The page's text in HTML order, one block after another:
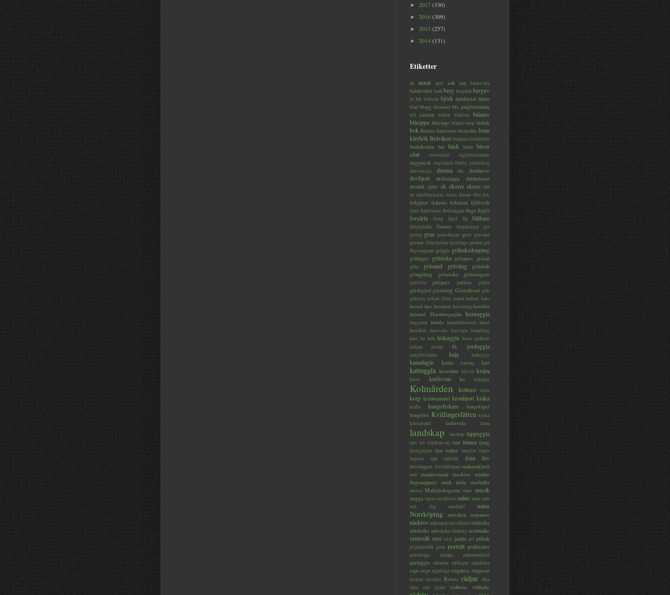
► 2017(330)
► 2016(309)
► 2015 (257)
► 2014(131)
Etiketter
al annat apel ask asp backsvala
baldersbrå barkberg bergfinkberguv
bi bil bitbock björk björktrast björn
blad blogg blommor blå jungfruslända
blå kärrhök blåbär blåklint
blåmes
blåsippa blåvinge bläcksvamp bofink
bok Brandts fladdermus bronsibis brun
kärrhökBråviken brännässlabubblor
buskskvätta båt bäck bärfis bäver
citat
citronfjäril dagfjärilsmätare
daggmask dagslända Dalby söderskog
dansmygga
dimma dis domherre
dovhjort drillsnäppa
dubbeltrast
duvhök ejder ek ekorre ekoxe eld
en enkelbeckasin entita fasan film fisk
fiskgjuse fiskmås fisktärna fjällvråk
fjäril fladdermus flodsångarefluga flygfä
forsärla frost fågel får fälthare
fältpiplärka fönster förgätmigej
get
geting gran gransångare grav gravand
grenar Gripsholms hjorthage grotta grå
flugsnappare grågås gråhakedopping
gråhäger gråsiska gråsparv gråsäl
gräs
gräsand grävling
grönfink
gröngöling
grönsiska grönsångare
gullviva gulsparv gulärla gädda
gärdsgård gärdsmyg Gästrikland gök
göktyta gökärt Göta kanal hallon halo
hassel hav havstrut havsöring havsörn
himmel
Hornborgasjön hornuggla
huggorm humla humleblomster hund
hundkäx
hussvala husvagn
hämpling
häst hö hök hökuggla höna igelkott
indian
insekt is jorduggla
jungfruslända kaja kalhygge
kanadagås kanin kastanj katt
kattuggla kaveldun klöver knipa
knott knölsvan ko kohäger
Kolmården koltrast korn
korp krabbspindel kronhjort kråka
kräfta kungsfiskare
kungsfågel
kungsörn Kvillingeslätten kyrka
käringtand
ladusvala lama
landskap lanskap lappuggla
larv lav liljekonvalj lind linnea ljung
ljungpipare ljus lodjur lunglav lupin
lupiner
lärk lärkfalk lönn löv
lövsångare lövträdlöpare makaonfjäril
mal mandarinand maskros
mindre
flugsnappare
mink moln morkulla
mossa Mullsjöskogarna mus musik
mygga myra myskbock måne mört natt
och dag
nattfjäril natur
Norrköping norrsken nyponros
näckros näktergal nässelfjäril nötkråka
nötskrika nötväcka Omberg ormbunke
ormvråk orre oxel padda pil pilfink
pilgrimsfalk pion porträtt praktejder
prästkrage pumpa pärlemorfjäril
pärluggla rabarber rallhäger rapphöna
raps regn regnbåge ringduva ringtrast
roskarl rotvälta Ryfors rådjur råka
råtta
röd glada rödbena rödhake